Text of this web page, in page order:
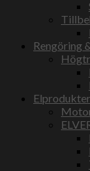
Rengöring
Elprodukter